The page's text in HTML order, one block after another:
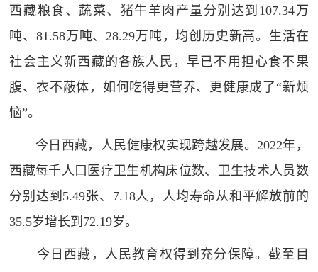
西藏粮食、蔬菜、猪牛羊肉产量分别达到107.34万
吨、81.58万吨、28.29万吨，均创历史新高。生活在
社会主义新西藏的各族人民，早已不用担心食不果
腹、衣不蔽体，如何吃得更营养、更健康成了“新烦
恼”。
今日西藏，人民健康权实现跨越发展。2022年，
西藏每千人口医疗卫生机构床位数、卫生技术人员数
分别达到5.49张、7.18人，人均寿命从和平解放前的
35.5岁增长到72.19岁。
今日西藏，人民教育权得到充分保障。截至目